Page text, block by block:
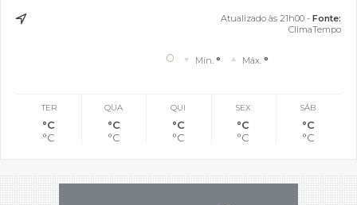
Atualizado às 21h00 - Fonte:
ClimaTempo
° Mín.° Máx.°
TER
°C
°C
QUA
°C
°C
QUI
°C
°C
SEX
°C
°C
SÁB
°C
°C